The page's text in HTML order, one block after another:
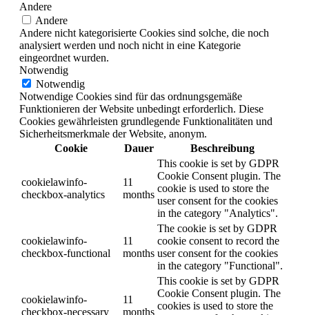
Andere
Andere
Andere nicht kategorisierte Cookies sind solche, die noch
analysiert werden und noch nicht in eine Kategorie
eingeordnet wurden.
Notwendig
Notwendig
Notwendige Cookies sind für das ordnungsgemäße
Funktionieren der Website unbedingt erforderlich. Diese
Cookies gewährleisten grundlegende Funktionalitäten und
Sicherheitsmerkmale der Website, anonym.
Cookie
Dauer Beschreibung
cookielawinfo-
checkbox-analytics
11
months
This cookie is set by GDPR
Cookie Consent plugin. The
cookie is used to store the
user consent for the cookies
in the category "Analytics".
cookielawinfo-
checkbox-functional
11
months
The cookie is set by GDPR
cookie consent to record the
user consent for the cookies
in the category "Functional".
cookielawinfo-
checkbox-necessary
11
months
This cookie is set by GDPR
Cookie Consent plugin. The
cookies is used to store the